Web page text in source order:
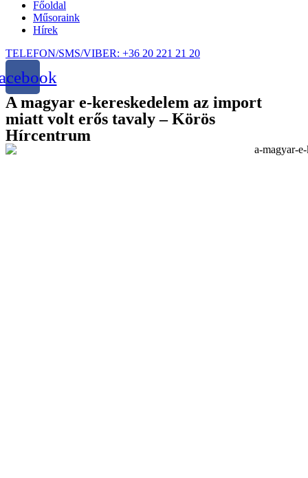
Főoldal
Műsoraink
Hírek
TELEFON/SMS/VIBER: +36 20 221 21 20
A magyar e-kereskedelem az import
miatt volt erős tavaly – Körös
Hírcentrum